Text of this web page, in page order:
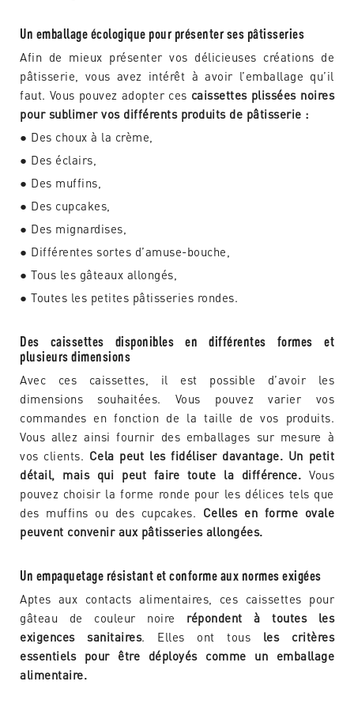
Un emballage écologique pour présenter ses pâtisseries
Afin de mieux présenter vos délicieuses créations de
pâtisserie, vous avez intérêt à avoir l’emballage qu’il
faut. Vous pouvez adopter ces caissettes plissées noires
pour sublimer vos différents produits de pâtisserie :
● Des choux à la crème,
● Des éclairs,
● Des muffins,
● Des cupcakes,
● Des mignardises,
● Différentes sortes d’amuse-bouche,
● Tous les gâteaux allongés,
● Toutes les petites pâtisseries rondes.
Des caissettes disponibles en différentes formes et
plusieurs dimensions
Avec ces caissettes, il est possible d’avoir les
dimensions souhaitées. Vous pouvez varier vos
commandes en fonction de la taille de vos produits.
Vous allez ainsi fournir des emballages sur mesure à
vos clients. Cela peut les fidéliser davantage. Un petit
détail, mais qui peut faire toute la différence. Vous
pouvez choisir la forme ronde pour les délices tels que
des muffins ou des cupcakes. Celles en forme ovale
peuvent convenir aux pâtisseries allongées.
Un empaquetage résistant et conforme aux normes exigées
Aptes aux contacts alimentaires, ces caissettes pour
gâteau de couleur noire répondent à toutes les
exigences sanitaires. Elles ont tous les critères
essentiels pour être déployés comme un emballage
alimentaire.